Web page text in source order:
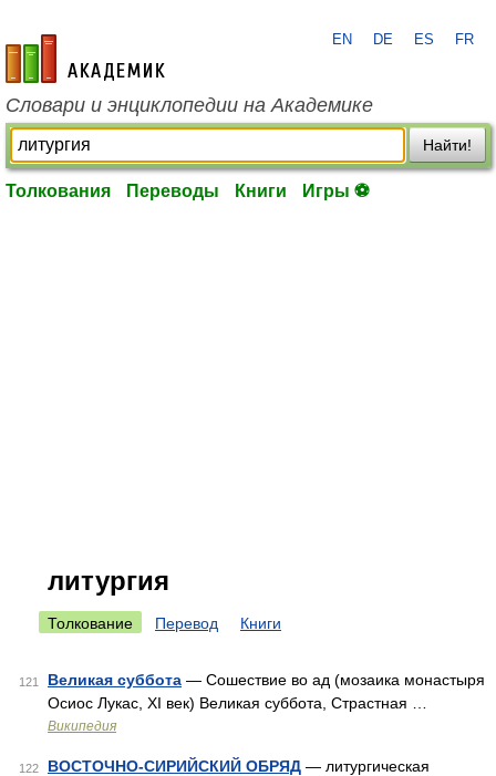
academic.ru
EN DE ES FR
Словари и энциклопедии на Академике
Найти!
Толкования Переводы Книги Игры ⚽
литургия
Толкование Перевод Книги
121 Великая суббота — Сошествие во ад (мозаика монастыря
Осиос Лукас, XI век) Великая суббота, Страстная …
Википедия
122 ВОСТОЧНО-СИРИЙСКИЙ ОБРЯД — литургическая